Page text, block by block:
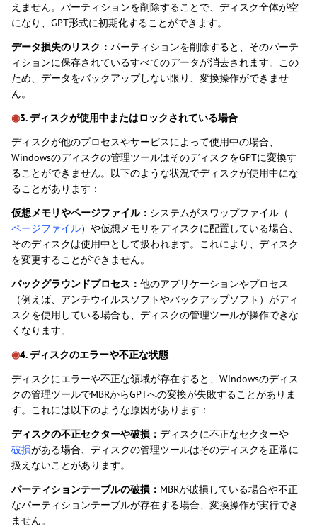
えません。パーティションを削除することで、ディスク全体が空
になり、GPT形式に初期化することができます。
データ損失のリスク： パーティションを削除すると、そのパーテ
ィションに保存されているすべてのデータが消去されます。この
ため、データをバックアップしない限り、変換操作ができませ
ん。
◉3. ディスクが使用中またはロックされている場合
ディスクが他のプロセスやサービスによって使用中の場合、
Windowsのディスクの管理ツールはそのディスクをGPTに変換す
ることができません。以下のような状況でディスクが使用中にな
ることがあります：
仮想メモリやページファイル： システムがスワップファイル（
ページファイル）や仮想メモリをディスクに配置している場合、
そのディスクは使用中として扱われます。これにより、ディスク
を変更することができません。
バックグラウンドプロセス： 他のアプリケーションやプロセス
（例えば、アンチウイルスソフトやバックアップソフト）がディ
スクを使用している場合も、ディスクの管理ツールが操作できな
くなります。
◉4. ディスクのエラーや不正な状態
ディスクにエラーや不正な領域が存在すると、Windowsのディス
クの管理ツールでMBRからGPTへの変換が失敗することがありま
す。これには以下のような原因があります：
ディスクの不正セクターや破損： ディスクに不正なセクターや
破損がある場合、ディスクの管理ツールはそのディスクを正常に
扱えないことがあります。
パーティションテーブルの破損： MBRが破損している場合や不正
なパーティションテーブルが存在する場合、変換操作が実行でき
ません。